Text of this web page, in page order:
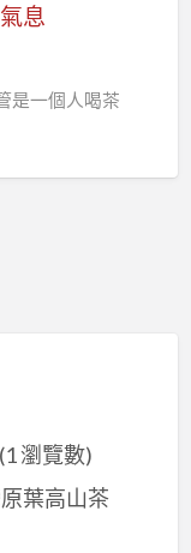
息
是一個人喝茶
(1 瀏覽數)
葉高山茶